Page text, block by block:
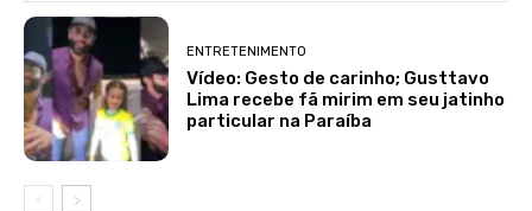
ENTRETENIMENTO
Vídeo: Gesto de carinho; Gusttavo
Lima recebe fã mirim em seu jatinho
particular na Paraíba